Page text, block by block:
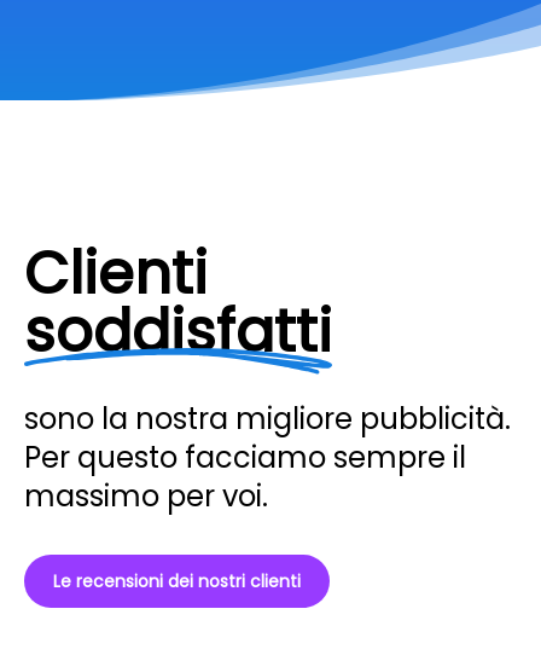
Clienti
soddisfatti
sono la nostra migliore pubblicità.
Per questo facciamo sempre il
massimo per voi.
Le recensioni dei nostri clienti